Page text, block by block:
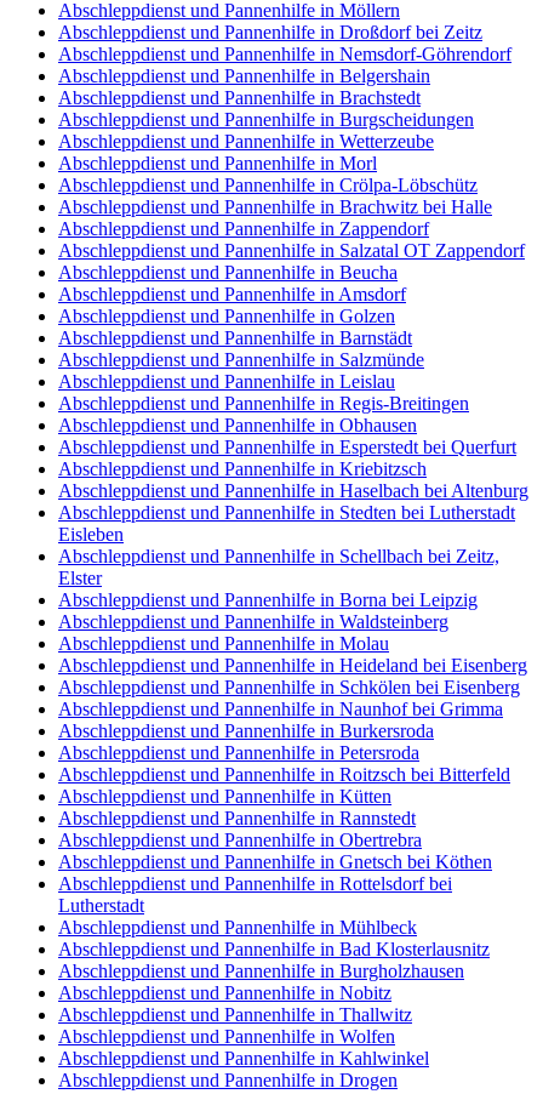
Abschleppdienst und Pannenhilfe in Möllern
Abschleppdienst und Pannenhilfe in Droßdorf bei Zeitz
Abschleppdienst und Pannenhilfe in Nemsdorf-Göhrendorf
Abschleppdienst und Pannenhilfe in Belgershain
Abschleppdienst und Pannenhilfe in Brachstedt
Abschleppdienst und Pannenhilfe in Burgscheidungen
Abschleppdienst und Pannenhilfe in Wetterzeube
Abschleppdienst und Pannenhilfe in Morl
Abschleppdienst und Pannenhilfe in Crölpa-Löbschütz
Abschleppdienst und Pannenhilfe in Brachwitz bei Halle
Abschleppdienst und Pannenhilfe in Zappendorf
Abschleppdienst und Pannenhilfe in Salzatal OT Zappendorf
Abschleppdienst und Pannenhilfe in Beucha
Abschleppdienst und Pannenhilfe in Amsdorf
Abschleppdienst und Pannenhilfe in Golzen
Abschleppdienst und Pannenhilfe in Barnstädt
Abschleppdienst und Pannenhilfe in Salzmünde
Abschleppdienst und Pannenhilfe in Leislau
Abschleppdienst und Pannenhilfe in Regis-Breitingen
Abschleppdienst und Pannenhilfe in Obhausen
Abschleppdienst und Pannenhilfe in Esperstedt bei Querfurt
Abschleppdienst und Pannenhilfe in Kriebitzsch
Abschleppdienst und Pannenhilfe in Haselbach bei Altenburg
Abschleppdienst und Pannenhilfe in Stedten bei Lutherstadt
Eisleben
Abschleppdienst und Pannenhilfe in Schellbach bei Zeitz,
Elster
Abschleppdienst und Pannenhilfe in Borna bei Leipzig
Abschleppdienst und Pannenhilfe in Waldsteinberg
Abschleppdienst und Pannenhilfe in Molau
Abschleppdienst und Pannenhilfe in Heideland bei Eisenberg
Abschleppdienst und Pannenhilfe in Schkölen bei Eisenberg
Abschleppdienst und Pannenhilfe in Naunhof bei Grimma
Abschleppdienst und Pannenhilfe in Burkersroda
Abschleppdienst und Pannenhilfe in Petersroda
Abschleppdienst und Pannenhilfe in Roitzsch bei Bitterfeld
Abschleppdienst und Pannenhilfe in Kütten
Abschleppdienst und Pannenhilfe in Rannstedt
Abschleppdienst und Pannenhilfe in Obertrebra
Abschleppdienst und Pannenhilfe in Gnetsch bei Köthen
Abschleppdienst und Pannenhilfe in Rottelsdorf bei
Lutherstadt
Abschleppdienst und Pannenhilfe in Mühlbeck
Abschleppdienst und Pannenhilfe in Bad Klosterlausnitz
Abschleppdienst und Pannenhilfe in Burgholzhausen
Abschleppdienst und Pannenhilfe in Nobitz
Abschleppdienst und Pannenhilfe in Thallwitz
Abschleppdienst und Pannenhilfe in Wolfen
Abschleppdienst und Pannenhilfe in Kahlwinkel
Abschleppdienst und Pannenhilfe in Drogen